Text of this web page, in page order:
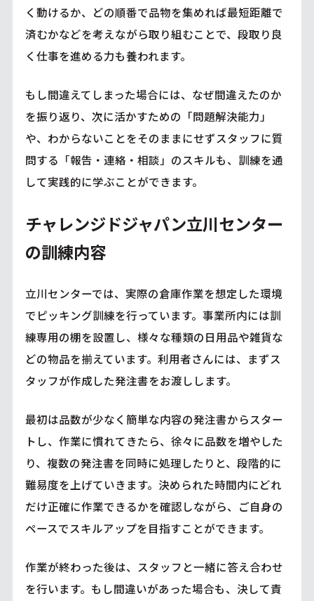
く動けるか、どの順番で品物を集めれば最短距離で
済むかなどを考えながら取り組むことで、段取り良
く仕事を進める力も養われます。
もし間違えてしまった場合には、なぜ間違えたのか
を振り返り、次に活かすための「問題解決能力」
や、わからないことをそのままにせずスタッフに質
問する「報告・連絡・相談」のスキルも、訓練を通
して実践的に学ぶことができます。
チャレンジドジャパン立川センター
の訓練内容
立川センターでは、実際の倉庫作業を想定した環境
でピッキング訓練を行っています。事業所内には訓
練専用の棚を設置し、様々な種類の日用品や雑貨な
どの物品を揃えています。利用者さんには、まずス
タッフが作成した発注書をお渡しします。
最初は品数が少なく簡単な内容の発注書からスター
トし、作業に慣れてきたら、徐々に品数を増やした
り、複数の発注書を同時に処理したりと、段階的に
難易度を上げていきます。決められた時間内にどれ
だけ正確に作業できるかを確認しながら、ご自身の
ペースでスキルアップを目指すことができます。
作業が終わった後は、スタッフと一緒に答え合わせ
を行います。もし間違いがあった場合も、決して責